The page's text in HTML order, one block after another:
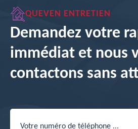
QUEVEN ENTRETIEN
Demandez votre
immédiat et nous
contactons sans